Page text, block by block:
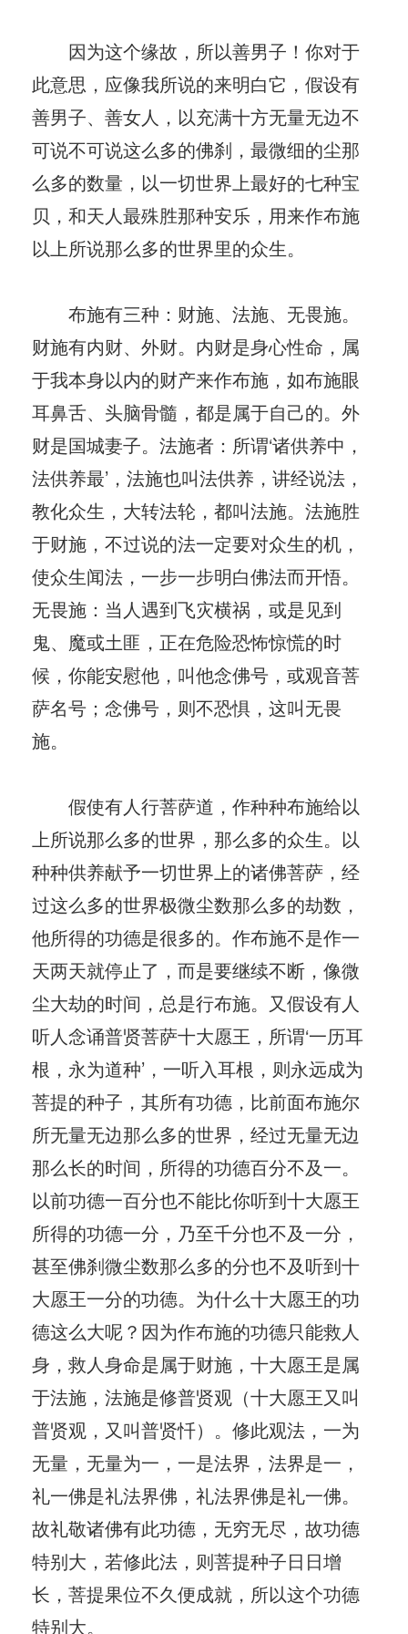
因为这个缘故，所以善男子！你对于
此意思，应像我所说的来明白它，假设有
善男子、善女人，以充满十方无量无边不
可说不可说这么多的佛刹，最微细的尘那
么多的数量，以一切世界上最好的七种宝
贝，和天人最殊胜那种安乐，用来作布施
以上所说那么多的世界里的众生。
布施有三种：财施、法施、无畏施。
财施有内财、外财。内财是身心性命，属
于我本身以内的财产来作布施，如布施眼
耳鼻舌、头脑骨髓，都是属于自己的。外
财是国城妻子。法施者：所谓‘诸供养中，
法供养最’，法施也叫法供养，讲经说法，
教化众生，大转法轮，都叫法施。法施胜
于财施，不过说的法一定要对众生的机，
使众生闻法，一步一步明白佛法而开悟。
无畏施：当人遇到飞灾横祸，或是见到
鬼、魔或土匪，正在危险恐怖惊慌的时
候，你能安慰他，叫他念佛号，或观音菩
萨名号；念佛号，则不恐惧，这叫无畏
施。
假使有人行菩萨道，作种种布施给以
上所说那么多的世界，那么多的众生。以
种种供养献予一切世界上的诸佛菩萨，经
过这么多的世界极微尘数那么多的劫数，
他所得的功德是很多的。作布施不是作一
天两天就停止了，而是要继续不断，像微
尘大劫的时间，总是行布施。又假设有人
听人念诵普贤菩萨十大愿王，所谓‘一历耳
根，永为道种’，一听入耳根，则永远成为
菩提的种子，其所有功德，比前面布施尔
所无量无边那么多的世界，经过无量无边
那么长的时间，所得的功德百分不及一。
以前功德一百分也不能比你听到十大愿王
所得的功德一分，乃至千分也不及一分，
甚至佛刹微尘数那么多的分也不及听到十
大愿王一分的功德。为什么十大愿王的功
德这么大呢？因为作布施的功德只能救人
身，救人身命是属于财施，十大愿王是属
于法施，法施是修普贤观（十大愿王又叫
普贤观，又叫普贤忏）。修此观法，一为
无量，无量为一，一是法界，法界是一，
礼一佛是礼法界佛，礼法界佛是礼一佛。
故礼敬诸佛有此功德，无穷无尽，故功德
特别大，若修此法，则菩提种子日日增
长，菩提果位不久便成就，所以这个功德
特别大。